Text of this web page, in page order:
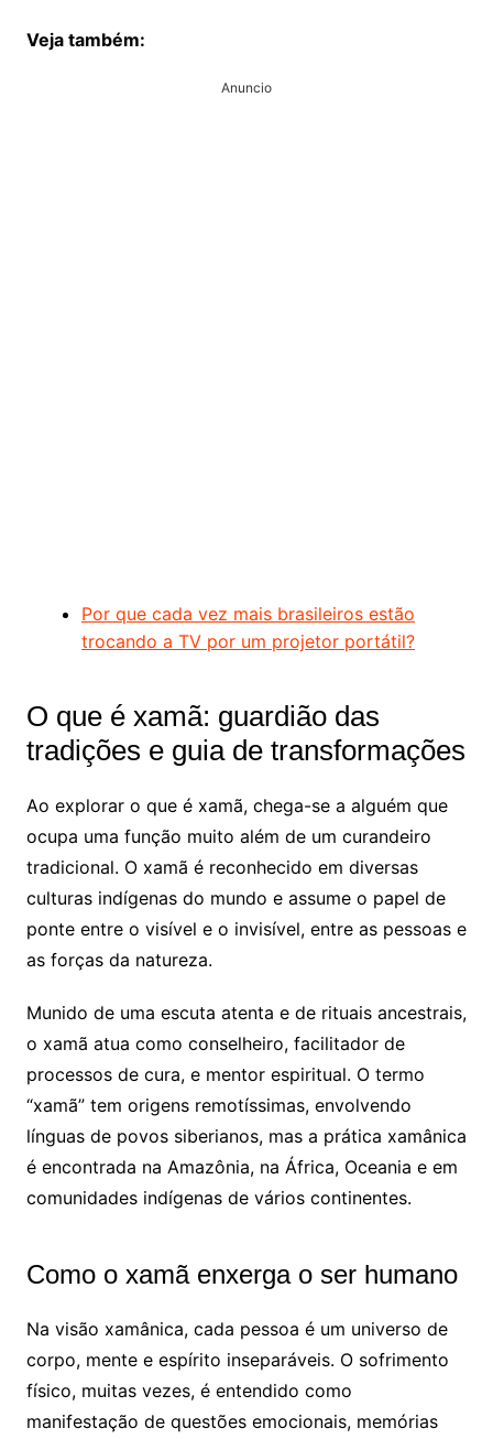
Veja também:
Anuncio
Por que cada vez mais brasileiros estão
trocando a TV por um projetor portátil?
O que é xamã: guardião das
tradições e guia de transformações
Ao explorar o que é xamã, chega-se a alguém que
ocupa uma função muito além de um curandeiro
tradicional. O xamã é reconhecido em diversas
culturas indígenas do mundo e assume o papel de
ponte entre o visível e o invisível, entre as pessoas e
as forças da natureza.
Munido de uma escuta atenta e de rituais ancestrais,
o xamã atua como conselheiro, facilitador de
processos de cura, e mentor espiritual. O termo
“xamã” tem origens remotíssimas, envolvendo
línguas de povos siberianos, mas a prática xamânica
é encontrada na Amazônia, na África, Oceania e em
comunidades indígenas de vários continentes.
Como o xamã enxerga o ser humano
Na visão xamânica, cada pessoa é um universo de
corpo, mente e espírito inseparáveis. O sofrimento
físico, muitas vezes, é entendido como
manifestação de questões emocionais, memórias